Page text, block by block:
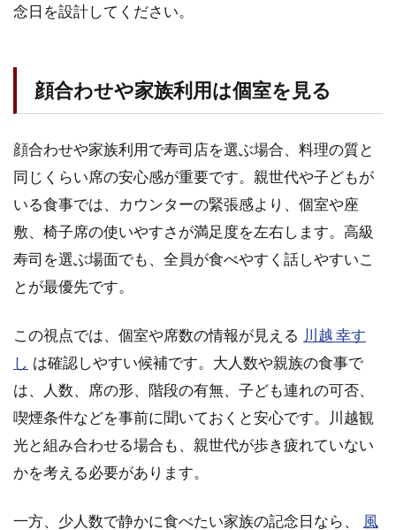
念日を設計してください。
顔合わせや家族利用は個室を見る
顔合わせや家族利用で寿司店を選ぶ場合、料理の質と
同じくらい席の安心感が重要です。親世代や子どもが
いる食事では、カウンターの緊張感より、個室や座
敷、椅子席の使いやすさが満足度を左右します。高級
寿司を選ぶ場面でも、全員が食べやすく話しやすいこ
とが最優先です。
この視点では、個室や席数の情報が見える 川越 幸す
し は確認しやすい候補です。大人数や親族の食事で
は、人数、席の形、階段の有無、子ども連れの可否、
喫煙条件などを事前に聞いておくと安心です。川越観
光と組み合わせる場合も、親世代が歩き疲れていない
かを考える必要があります。
一方、少人数で静かに食べたい家族の記念日なら、 風